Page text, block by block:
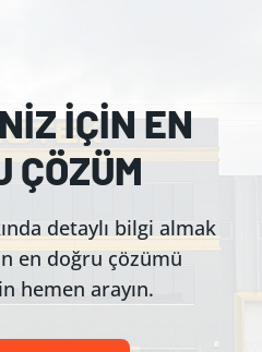
İÇİN EN
ÇÖZÜM
detaylı bilgi almak
en doğru çözümü
hemen arayın.